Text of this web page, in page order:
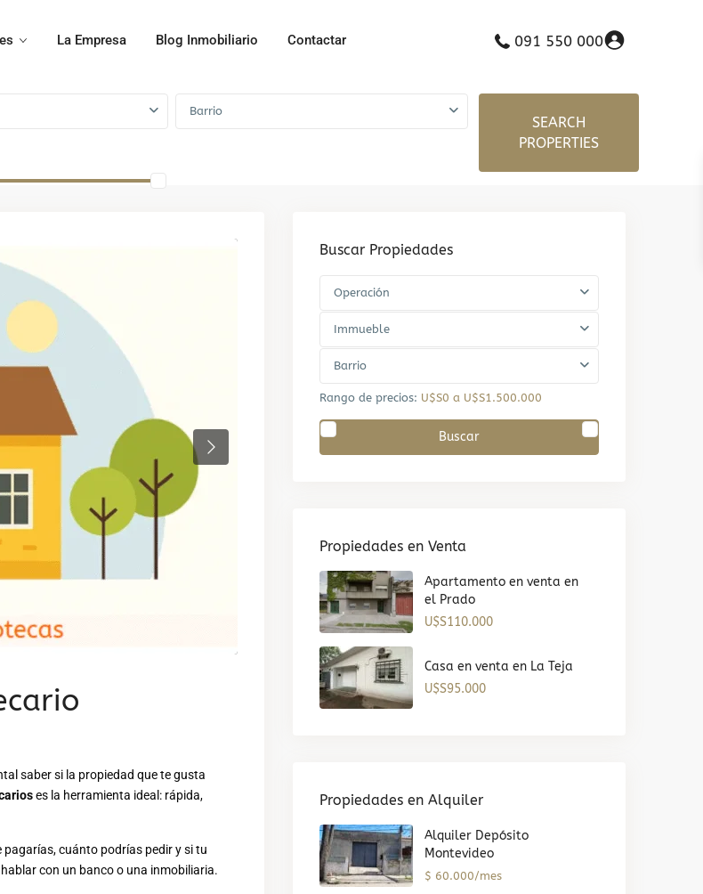
La Empresa Blog Inmobiliario Contactar 091 550 000
Barrio
SEARCH
PROPERTIES
Next
saber si la propiedad que te gusta
es la herramienta ideal: rápida,
cuánto podrías pedir y si tu
con un banco o una inmobiliaria.
Buscar Propiedades
Operación
Immueble
Barrio
Rango de precios: U$S0 a U$S1.500.000
Buscar
Propiedades en Venta
Apartamento en venta en
el Prado
U$S110.000
Casa en venta en La Teja
U$S95.000
Propiedades en Alquiler
Alquiler Depósito
Montevideo
$ 60.000/mes